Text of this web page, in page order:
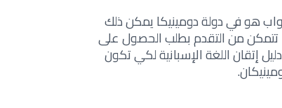
هو في دولة دومينيكا يمكن ذلك
تتمكن من التقدم بطلب الحصول على
إتقان اللغة الإسبانية لكي تكون